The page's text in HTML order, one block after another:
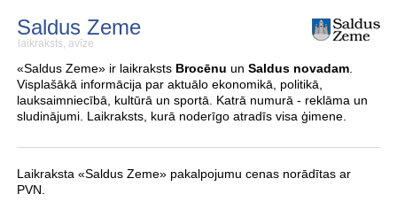
Saldus Zeme
laikraksts, avīze
«Saldus Zeme» ir laikraksts Brocēnu un Saldus novadam.
Visplašākā informācija par aktuālo ekonomikā, politikā,
lauksaimniecībā, kultūrā un sportā. Katrā numurā - reklāma un
sludinājumi. Laikraksts, kurā noderīgo atradīs visa ģimene.
Laikraksta «Saldus Zeme» pakalpojumu cenas norādītas ar
PVN.